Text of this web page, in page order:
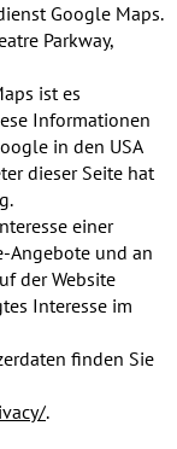
Google Maps.
Parkway,
ist es
Informationen
in den USA
dieser Seite hat
einer
Angebote und an
der Website
Interesse im
finden Sie
.